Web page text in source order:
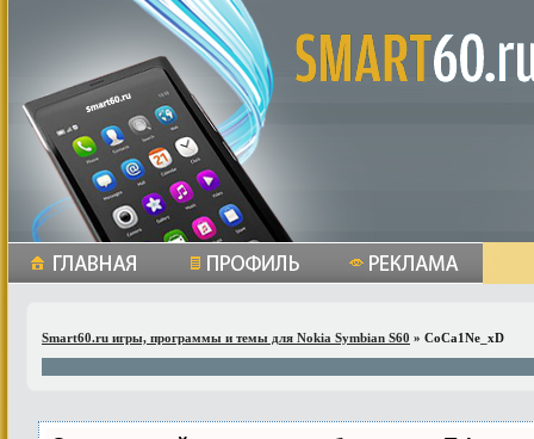
Smart60.ru игры, программы и темы для Nokia Symbian S60 » CoCa1Ne_xD